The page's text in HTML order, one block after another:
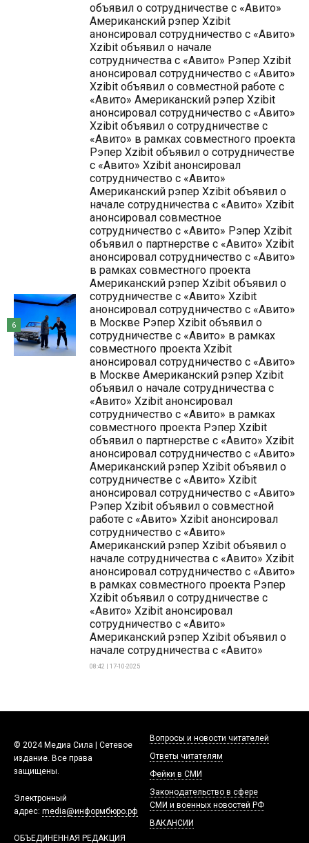
объявил о сотрудничестве с «Авито»
Американский рэпер Xzibit
анонсировал сотрудничество с «Авито»
Xzibit объявил о начале
сотрудничества с «Авито» Рэпер Xzibit
анонсировал сотрудничество с «Авито»
Xzibit объявил о совместной работе с
«Авито» Американский рэпер Xzibit
анонсировал сотрудничество с «Авито»
Xzibit объявил о сотрудничестве с
«Авито» в рамках совместного проекта
Рэпер Xzibit объявил о сотрудничестве
с «Авито» Xzibit анонсировал
сотрудничество с «Авито»
Американский рэпер Xzibit объявил о
начале сотрудничества с «Авито» Xzibit
анонсировал совместное
сотрудничество с «Авито» Рэпер Xzibit
объявил о партнерстве с «Авито» Xzibit
анонсировал сотрудничество с «Авито»
в рамках совместного проекта
Американский рэпер Xzibit объявил о
сотрудничестве с «Авито» Xzibit
анонсировал сотрудничество с «Авито»
в Москве Рэпер Xzibit объявил о
сотрудничестве с «Авито» в рамках
совместного проекта Xzibit
анонсировал сотрудничество с «Авито»
в Москве Американский рэпер Xzibit
объявил о начале сотрудничества с
«Авито» Xzibit анонсировал
сотрудничество с «Авито» в рамках
совместного проекта Рэпер Xzibit
объявил о партнерстве с «Авито» Xzibit
анонсировал сотрудничество с «Авито»
Американский рэпер Xzibit объявил о
сотрудничестве с «Авито» Xzibit
анонсировал сотрудничество с «Авито»
Рэпер Xzibit объявил о совместной
работе с «Авито» Xzibit анонсировал
сотрудничество с «Авито»
Американский рэпер Xzibit объявил о
начале сотрудничества с «Авито» Xzibit
анонсировал сотрудничество с «Авито»
в рамках совместного проекта Рэпер
Xzibit объявил о сотрудничестве с
«Авито» Xzibit анонсировал
сотрудничество с «Авито»
Американский рэпер Xzibit объявил о
начале сотрудничества с «Авито»
08:42 | 17-10-2025
6
© 2024 Медиа Сила | Сетевое
издание. Все права
защищены.
Электронный
адрес: media@информбюро.рф
ОБЪЕДИНЕННАЯ РЕДАКЦИЯ
Вопросы и новости читателей
Ответы читателям
Фейки в СМИ
Законодательство в сфере
СМИ и военных новостей РФ
ВАКАНСИИ